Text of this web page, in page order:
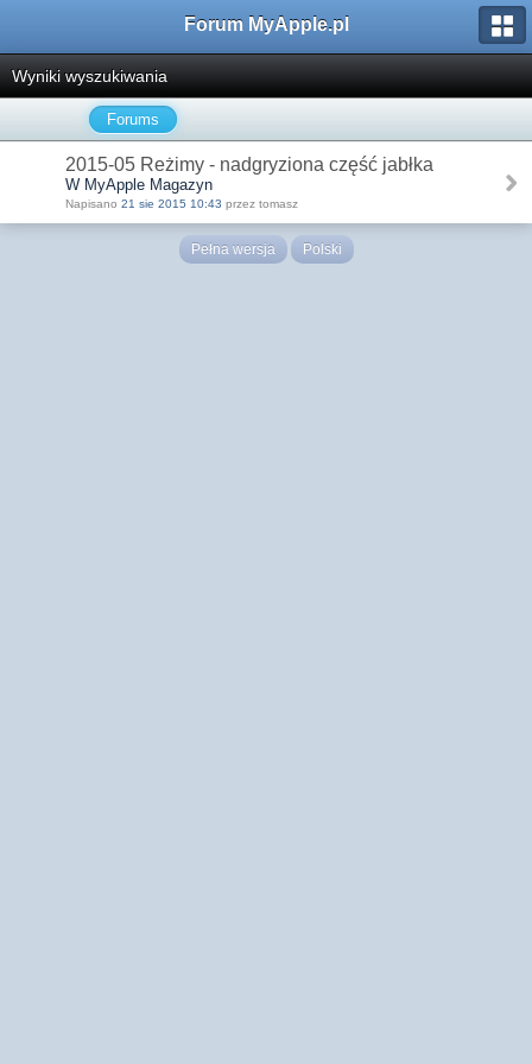
Forum MyApple.pl
Wyniki wyszukiwania
Forums
2015-05 Reżimy - nadgryziona część jabłka
W MyApple Magazyn
Napisano 21 sie 2015 10:43 przez tomasz
Pełna wersja Polski